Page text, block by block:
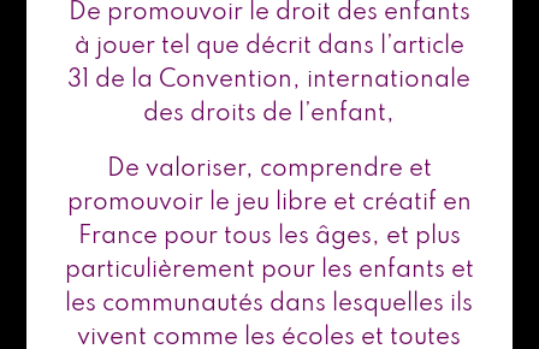
De promouvoir le droit des enfants
à jouer tel que décrit dans l’article
31 de la Convention, internationale
des droits de l’enfant,
De valoriser, comprendre et
promouvoir le jeu libre et créatif en
France pour tous les âges, et plus
particulièrement pour les enfants et
les communautés dans lesquelles ils
vivent comme les écoles et toutes